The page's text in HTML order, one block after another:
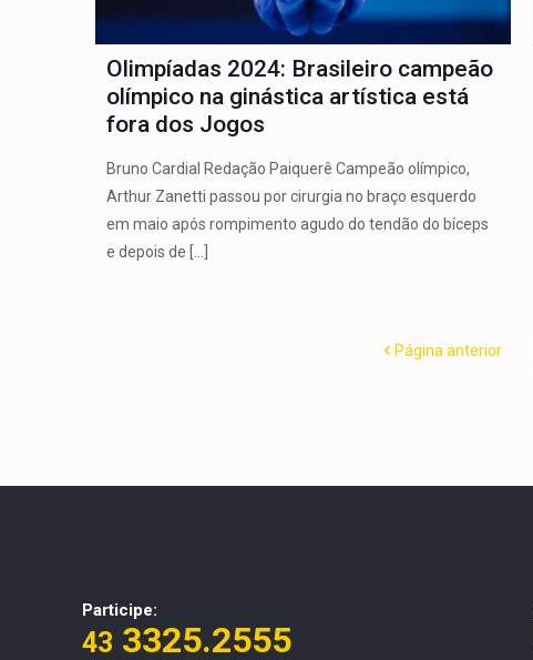
Olimpíadas 2024: Brasileiro campeão
olímpico na ginástica artística está
fora dos Jogos
Bruno Cardial Redação Paiquerê Campeão olímpico,
Arthur Zanetti passou por cirurgia no braço esquerdo
em maio após rompimento agudo do tendão do bíceps
e depois de […]
Página anterior
Participe:
43 3325.2555